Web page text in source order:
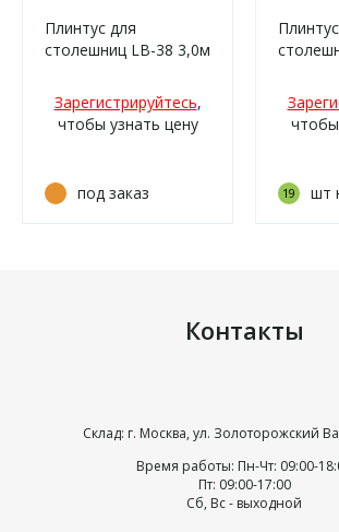
Плинтус для
столешниц LB-38 3,0м
(132м/339)
Зарегистрируйтесь,
чтобы узнать цену
под заказ
дуб
3852м/
чтобы
19 шт
Контакты
Склад: г. Москва, ул. Золоторожский
Время работы: Пн-Чт: 09:00-
Пт: 09:00-17:00
Сб, Вс - выходной